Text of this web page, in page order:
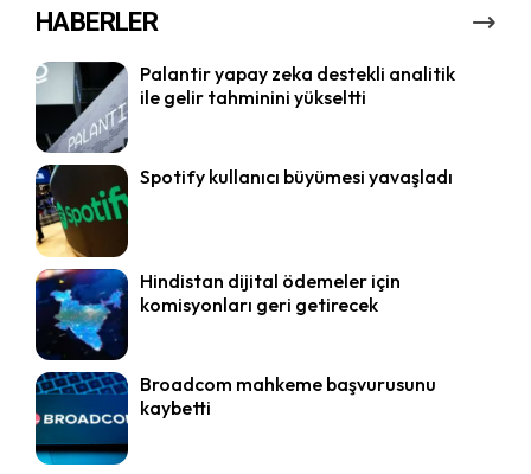
HABERLER
Palantir yapay zeka destekli analitik
ile gelir tahminini yükseltti
Spotify kullanıcı büyümesi yavaşladı
Hindistan dijital ödemeler için
komisyonları geri getirecek
Broadcom mahkeme başvurusunu
kaybetti